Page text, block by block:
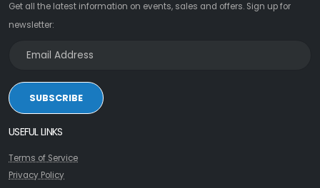
Get all the latest information on events, sales and offers. Sign up for
newsletter:
SUBSCRIBE
USEFUL LINKS
Terms of Service
Privacy Policy